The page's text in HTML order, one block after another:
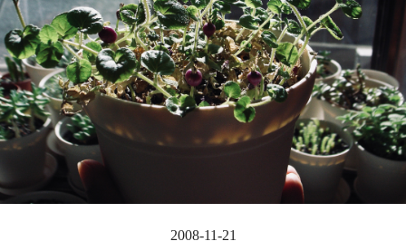
2008-11-21